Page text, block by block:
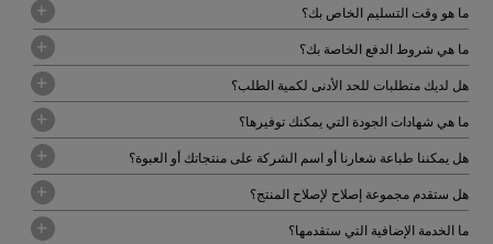
ما هو وقت التسليم الخاص بك؟
ما هي شروط الدفع الخاصة بك؟
هل لديك متطلبات للحد الأدنى لكمية الطلب؟
ما هي شهادات الجودة التي يمكنك توفيرها؟
هل يمكننا طباعة شعارنا أو اسم الشركة على منتجاتك أو العبوة؟
هل ستقدم مجموعة إصلاح لإصلاح المنتج؟
ما الخدمة الإضافية التي ستقدمها؟